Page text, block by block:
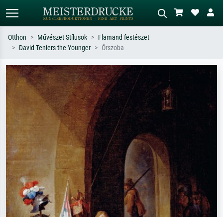
Keressen művész, műcím vagy stílus
szerint – pl. Monet, Csillagos éj,
impresszionizmus, Hokusai-hullám,
akt.
Írja le a jelenetet – pl. zöld rét, sok
piros absztrakt, sötét olajkép, álló akt
egy fa mellett.
Otthon Művészet Stílusok
Flamand festészet
David Teniers the Younger
Őrszoba